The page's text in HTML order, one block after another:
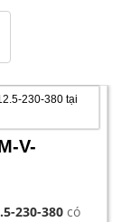
230-380 tại
V-
230-380có